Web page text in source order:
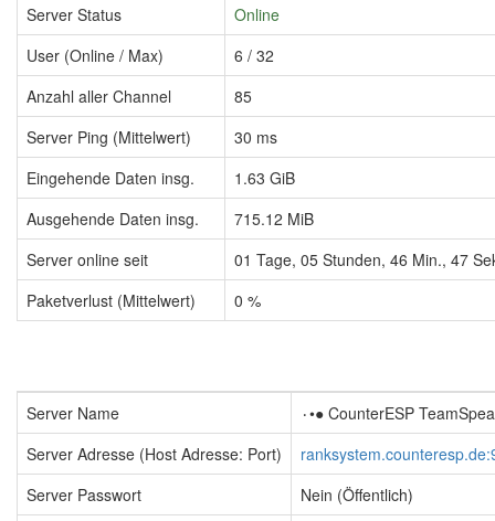
Server Status
Online
User (Online / Max)
6 / 32
Anzahl aller Channel
85
Server Ping (Mittelwert)
30 ms
Eingehende Daten insg.
1.63 GiB
Ausgehende Daten insg.
715.12 MiB
Server online seit
01 Tage, 05 Stunden, 46 Min., 48
Paketverlust (Mittelwert)
0 %
Server Name
Server Adresse (Host Adresse: Port)
Server Passwort
Nein (Öffentlich)